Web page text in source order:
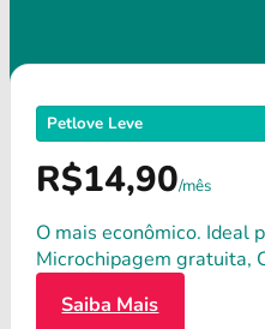
Petlove Leve
R$14,90/mês
O mais econômico. Ideal
Microchipagem gratuita,
Saiba Mais